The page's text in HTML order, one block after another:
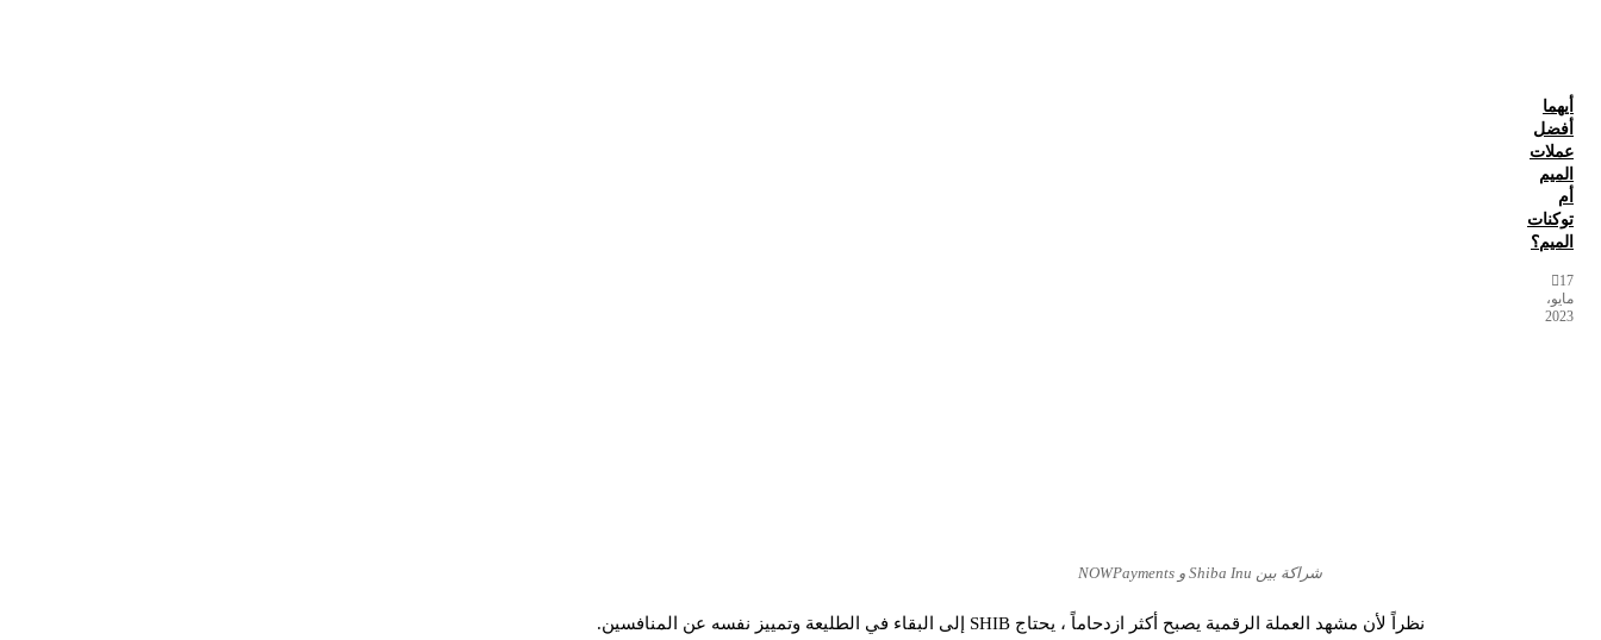
شراكة بين Shiba Inu و NOWPayments
نظراً لأن مشهد العملة الرقمية يصبح أكثر ازدحاماً ، يحتاج SHIB إلى البقاء في الطليعة وتمييز نفسه عن المنافسين.
أيهما
أفضل
عملات
الميم
أم
توكنات
الميم؟
17
مايو،
2023